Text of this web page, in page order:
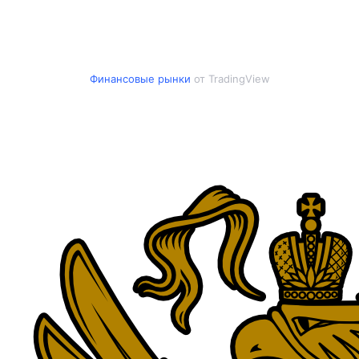
Финансовые рынки от TradingView